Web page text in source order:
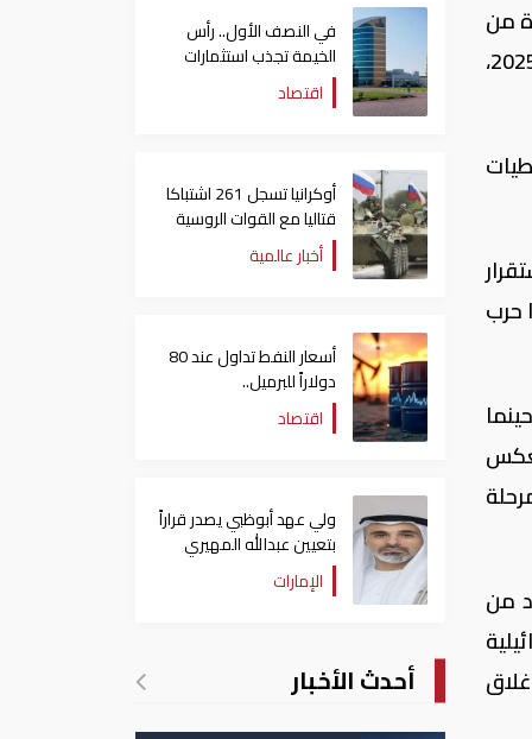
من
يوليو إلى مارس الماضى إلى نحو 34.9 مليار دولار بزيادة بلغت نحو 32% عن الفترة نفسها من 2024 إلى 2025،
حرب
تعكس
من
في النصف الأول.. رأس
الخيمة تجذب استثمارات
تتجاوز 771 مليون درهماقتصاد
أوكرانيا تسجل 261 اشتباكا
قتاليا مع القوات الروسية
أخبار عالمية
أسعار النفط تداول عند 80
دولاراً للبرميل..
وتراجع الأسهم الأمريكية
اقتصاد
ولي عهد أبوظبي يصدر قراراً
بتعيين عبدالله المهيري
رئيسا لـ"أبوظبي للتراث"
الإمارات
أحدث الأخبار